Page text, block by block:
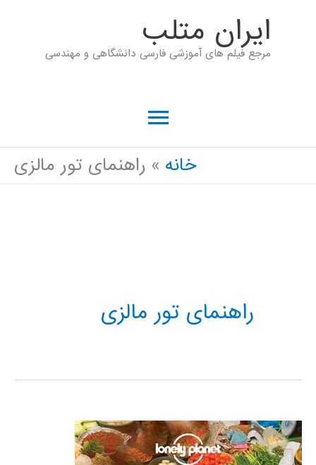
ايران متلب
مرجع فیلم های آموزشی فارسی دانشگاهی و مهندسی
فهرست
اصلیخانه راهنمای تور مالزی
راهنمای تور مالزی